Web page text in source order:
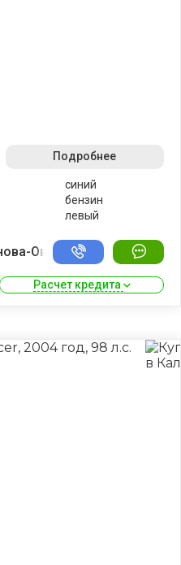
синий
бензин
левый
Подробнее
Овсеенко
Расчет кредита